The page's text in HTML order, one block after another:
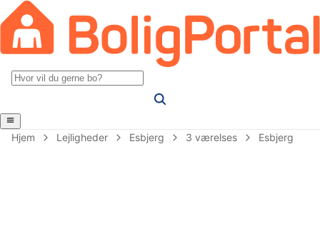
Hjem Lejligheder Esbjerg 3 værelses Esbjerg